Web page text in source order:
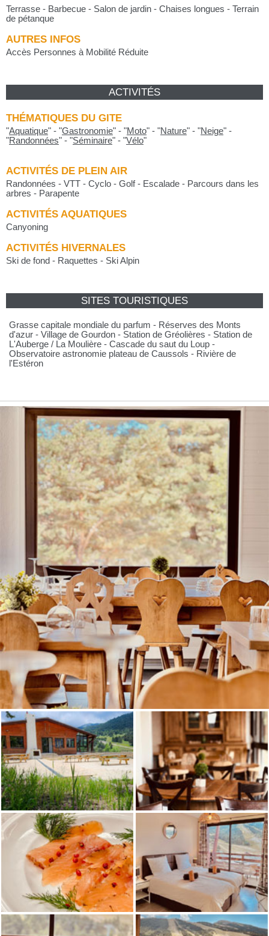
Terrasse - Barbecue - Salon de jardin - Chaises longues - Terrain
de pétanque
AUTRES INFOS
Accès Personnes à Mobilité Réduite
ACTIVITÉS
THÉMATIQUES DU GITE
"Aquatique" - "Gastronomie" - "Moto" - "Nature" - "Neige" -
"Randonnées" - "Séminaire" - "Vélo"
ACTIVITÉS DE PLEIN AIR
Randonnées - VTT - Cyclo - Golf - Escalade - Parcours dans les
arbres - Parapente
ACTIVITÉS AQUATIQUES
Canyoning
ACTIVITÉS HIVERNALES
Ski de fond - Raquettes - Ski Alpin
SITES TOURISTIQUES
Grasse capitale mondiale du parfum - Réserves des Monts
d'azur - Village de Gourdon - Station de Gréolières - Station de
L'Auberge / La Moulière - Cascade du saut du Loup -
Observatoire astronomie plateau de Caussols - Rivière de
l'Estéron